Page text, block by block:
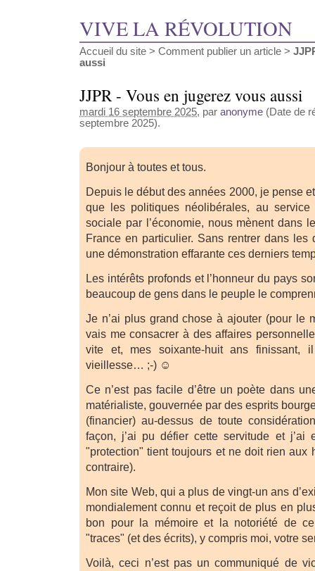
VIVE LA RÉVOLUTION
Accueil du site > Comment publier un article >
aussi
JJPR - Vous en jugerez vous aussi
mardi 16 septembre 2025, par anonyme (Date de
septembre 2025).
Bonjour à toutes et tous.
Depuis le début des années 2000, je pense
que les politiques néolibérales, au service
sociale par l’économie, nous mènent dans
France en particulier. Sans rentrer dans les
une démonstration effarante ces derniers
Les intérêts profonds et l’honneur du pays
beaucoup de gens dans le peuple le
Je n’ai plus grand chose à ajouter (pour le
vais me consacrer à des affaires
vite et, mes soixante-huit ans finissant,
vieillesse… ;-) ☺
Ce n’est pas facile d’être un poète dans
matérialiste, gouvernée par des esprits
(financier) au-dessus de toute
façon, j’ai pu défier cette servitude et
"protection" tient toujours et ne doit rien aux
contraire).
Mon site Web, qui a plus de vingt-un ans
mondialement connu et reçoit de plus en
bon pour la mémoire et la notoriété de
"traces" (et des écrits), y compris moi, votre
Voilà, ceci n’est pas un communiqué de